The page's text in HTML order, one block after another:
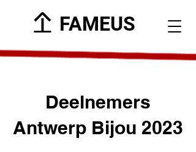
FAMEUS
Deelnemers
Antwerp Bijou 2023